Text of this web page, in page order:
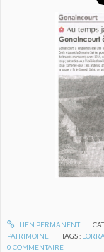
LIEN PERMANENT
PATRIMOINE
TAGS :
0 COMMENTAIRE